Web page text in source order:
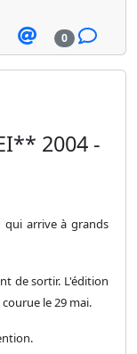
0
2004 -
qui arrive à grands
de sortir. L'édition
courue le 29 mai.